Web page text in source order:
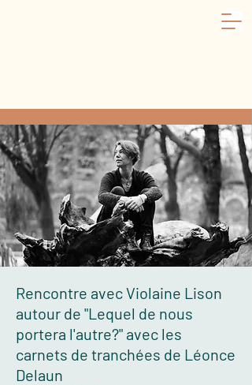
Rencontre avec Violaine Lison
autour de "Lequel de nous
portera l'autre?" avec les
carnets de tranchées de Léonce
Delaun